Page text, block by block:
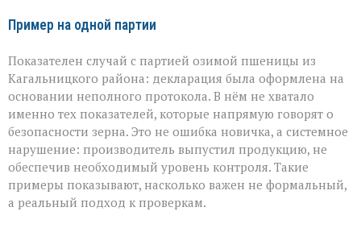
Пример на одной партии
Показателен случай с партией озимой пшеницы из
Кагальницкого района: декларация была оформлена на
основании неполного протокола. В нём не хватало
именно тех показателей, которые напрямую говорят о
безопасности зерна. Это не ошибка новичка, а системное
нарушение: производитель выпустил продукцию, не
обеспечив необходимый уровень контроля. Такие
примеры показывают, насколько важен не формальный,
а реальный подход к проверкам.